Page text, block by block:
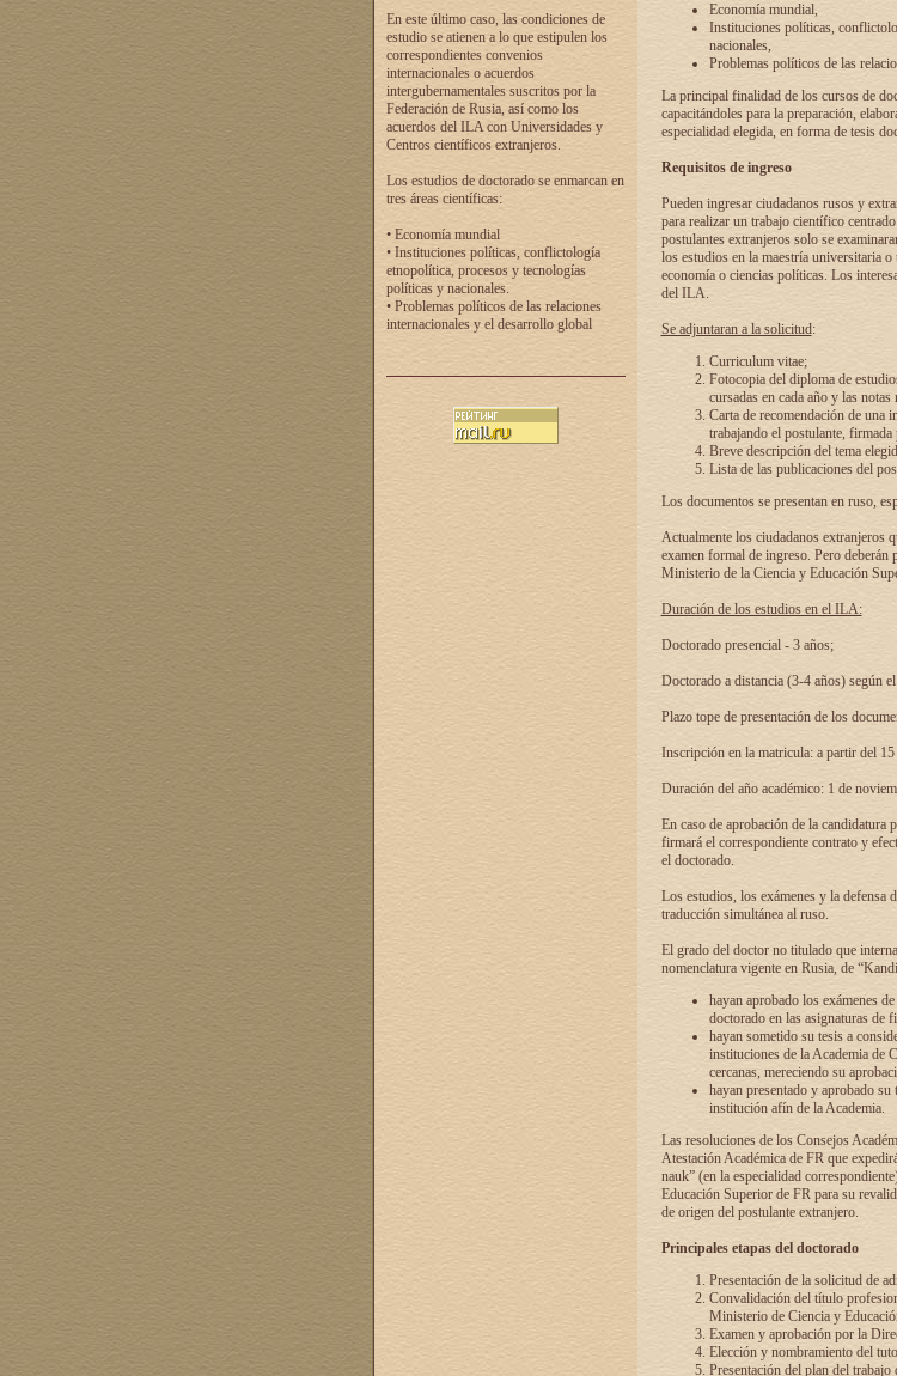
En este último caso, las condiciones de
estudio se atienen a lo que estipulen los
correspondientes convenios
internacionales o acuerdos
intergubernamentales suscritos por la
Federación de Rusia, así como los
acuerdos del ILA con Universidades y
Centros científicos extranjeros.
Los estudios de doctorado se enmarcan en
tres áreas científicas:
• Economía mundial
• Instituciones políticas, conflictología
etnopolítica, procesos y tecnologías
políticas y nacionales.
• Problemas políticos de las relaciones
internacionales y el desarrollo global
Economía mundial,
Instituciones políticas,
nacionales,
Problemas políticos de las
La principal finalidad de los cursos de
capacitándoles para la preparación,
especialidad elegida, en forma de tesis
Requisitos de ingreso
Pueden ingresar ciudadanos rusos y
para realizar un trabajo científico
postulantes extranjeros solo se
los estudios en la maestría universitaria
economía o ciencias políticas. Los
del ILA.
Se adjuntaran a la solicitud:
Curriculum vitae;
Fotocopia del diploma de
cursadas en cada año y las
Carta de recomendación de una
trabajando el postulante,
Breve descripción del tema
Lista de las publicaciones del
Los documentos se presentan en ruso,
Actualmente los ciudadanos extranjeros
examen formal de ingreso. Pero deberán
Ministerio de la Ciencia y Educación
Duración de los estudios en el ILA:
Doctorado presencial - 3 años;
Doctorado a distancia (3-4 años) según
Plazo tope de presentación de los
Inscripción en la matricula: a partir del 15
Duración del año académico: 1 de
En caso de aprobación de la
firmará el correspondiente contrato y
el doctorado.
Los estudios, los exámenes y la defensa
traducción simultánea al ruso.
El grado del doctor no titulado que
nomenclatura vigente en Rusia, de
hayan aprobado los exámenes
doctorado en las asignaturas de
hayan sometido su tesis a
instituciones de la Academia de
cercanas, mereciendo su
hayan presentado y aprobado
institución afín de la Academia.
Las resoluciones de los Consejos
Atestación Académica de FR que
nauk” (en la especialidad
Educación Superior de FR para su
de origen del postulante extranjero.
Principales etapas del doctorado
Presentación de la solicitud de
Convalidación del título
Ministerio de Ciencia y
Examen y aprobación por la
Elección y nombramiento del
Presentación del plan del